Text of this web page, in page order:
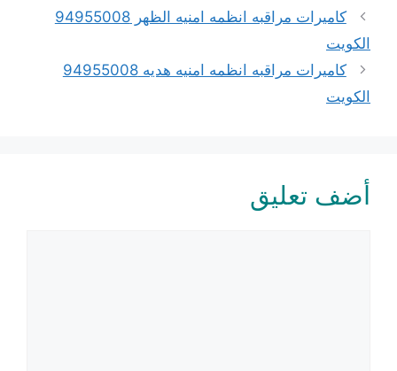
كاميرات مراقبه انظمه امنيه الظهر 94955008
الكويت
كاميرات مراقبه انظمه امنيه هديه 94955008
الكويت
أضف تعليق